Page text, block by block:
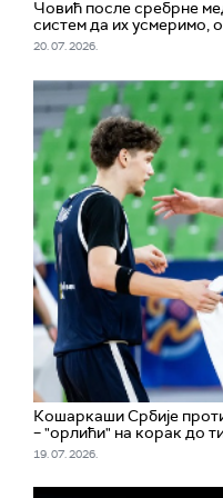
Човић после сребрне
систем да их усмеримо,
20. 07. 2026.
Кошаркаши Србије
– "орлићи" на корак до
19. 07. 2026.